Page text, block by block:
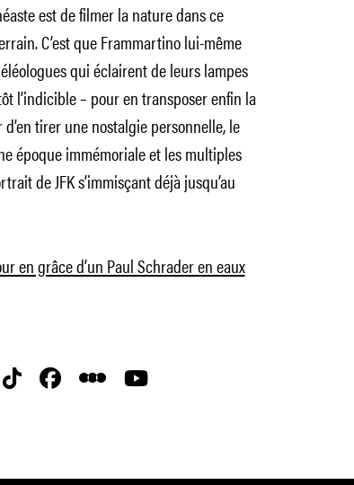
est de filmer la nature dans ce
C’est que Frammartino lui-même
qui éclairent de leurs lampes
l’indicible – pour en transposer enfin la
tirer une nostalgie personnelle, le
époque immémoriale et les multiples
de JFK s’immisçant déjà jusqu’au
en grâce d’un Paul Schrader en eaux